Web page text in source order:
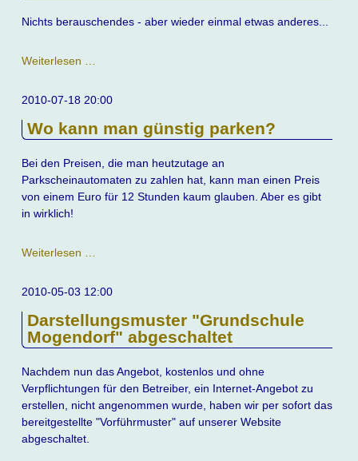
Nichts berauschendes - aber wieder einmal etwas anderes...
Weiterlesen …
Webseiten
2010-07-18 20:00
Wo kann man günstig parken?
Bei den Preisen, die man heutzutage an
Parkscheinautomaten zu zahlen hat, kann man einen Preis
von einem Euro für 12 Stunden kaum glauben. Aber es gibt
in wirklich!
Weiterlesen …
man
parken?
2010-05-03 12:00
Darstellungsmuster "Grundschule
Mogendorf" abgeschaltet
Nachdem nun das Angebot, kostenlos und ohne
Verpflichtungen für den Betreiber, ein Internet-Angebot zu
erstellen, nicht angenommen wurde, haben wir per sofort das
bereitgestellte "Vorführmuster" auf unserer Website
abgeschaltet.